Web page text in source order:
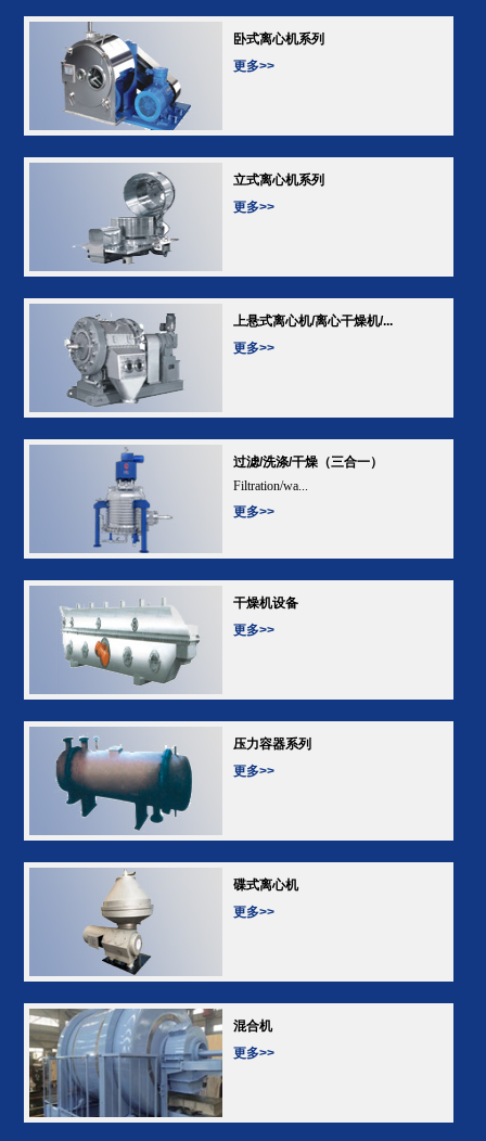
卧式离心机系列
更多>>
立式离心机系列
更多>>
上悬式离心机/离心干燥机/...
更多>>
过滤/洗涤/干燥（三合一）
Filtration/wa...
更多>>
干燥机设备
更多>>
压力容器系列
更多>>
碟式离心机
更多>>
混合机
更多>>